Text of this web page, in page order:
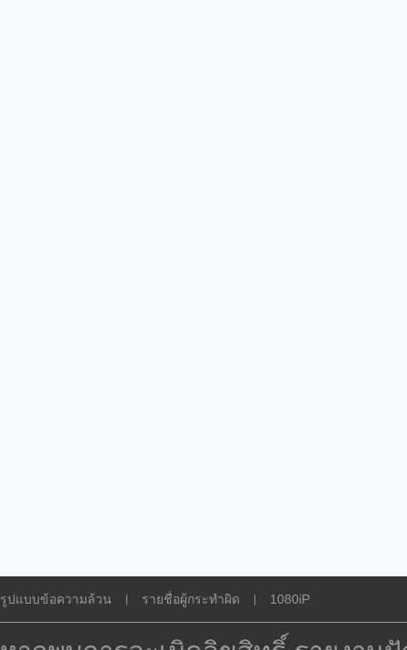
รูปแบบข้อความล้วน รายชื่อผู้กระทำผิด 1080iP